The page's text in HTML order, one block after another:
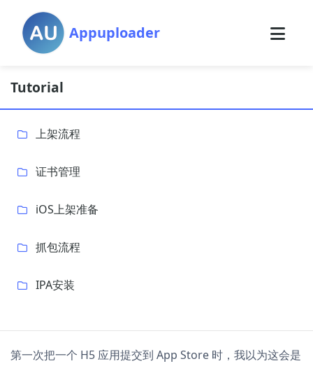
Appuploader
Tutorial
上架流程
证书管理
iOS上架准备
抓包流程
IPA安装
第一次把一个 H5 应用提交到 App Store 时，我以为这会是